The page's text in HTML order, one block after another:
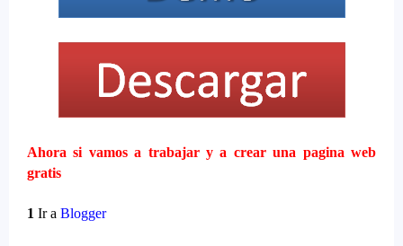
Ahora si vamos a trabajar y a crear una pagina web
gratis
1 Ir a Blogger